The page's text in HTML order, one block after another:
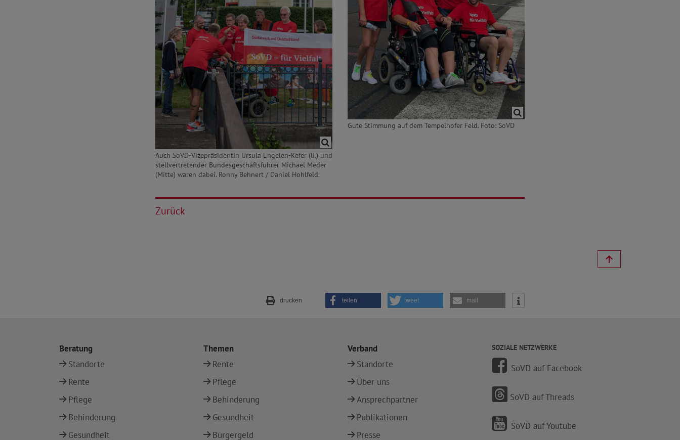
Auch SoVD-Vizepräsidentin Ursula Engelen-Kefer (li.) und
stellvertretender Bundesgeschäftsführer Michael Meder
(Mitte) waren dabei. Ronny Behnert / Daniel Hohlfeld.
Gute Stimmung auf dem Tempelhofer Feld. Foto: SoVD
Zurück
drucken teilen tweet mail
Beratung
Standorte
Rente
Pflege
Behinderung
Gesundheit
Themen
Rente
Pflege
Behinderung
Gesundheit
Bürgergeld
Verband
Standorte
Über uns
Ansprechpartner
Publikationen
Presse
SOZIALE NETZWERKE
SoVD auf Facebook
SoVD auf Threads
SoVD auf Youtube